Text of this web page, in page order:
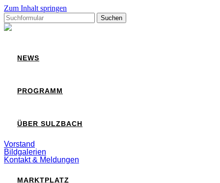
Zum Inhalt springen
Suchen
nach:
Sulzbach
NEWS
PROGRAMM
ÜBER SULZBACH
Vorstand
Bildgalerien
Kontakt & Meldungen
MARKTPLATZ